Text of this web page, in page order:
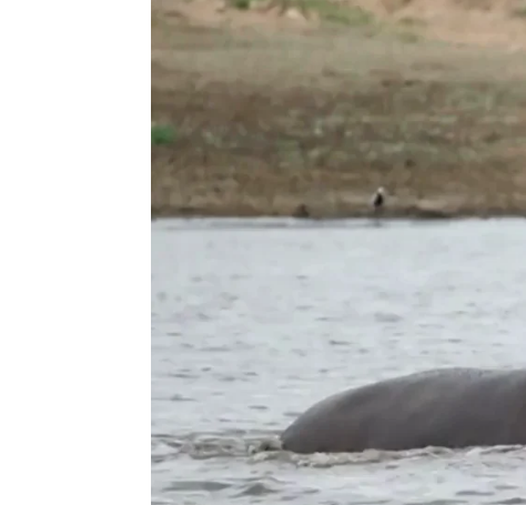
Flooxer Now
Madrid
Publicado: 11 de febrero de 2022, 17:45
Más información
Este es el
chocan